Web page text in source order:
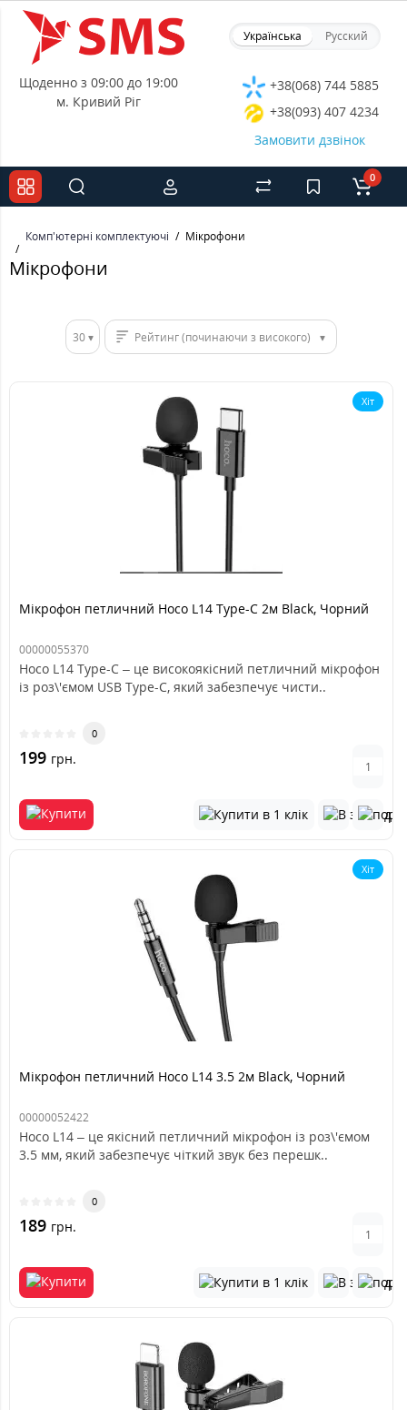
Українська Русский
Щоденно з 09:00 до 19:00
м. Кривий Ріг
+38(068) 744 5885
+38(093) 407 4234
Замовити дзвінок
0
Комп'ютерні комплектуючі Мікрофони
Мікрофони
30 Рейтинг (починаючи з високого)
Хіт
Мікрофон петличний Hoco L14 Type-C 2м Black, Чорний
00000055370
Hoco L14 Type-C – це високоякісний петличний мікрофон
із роз\'ємом USB Type-C, який забезпечує чисти..
0
199 грн.
Хіт
Мікрофон петличний Hoco L14 3.5 2м Black, Чорний
00000052422
Hoco L14 – це якісний петличний мікрофон із роз\'ємом
3.5 мм, який забезпечує чіткий звук без перешк..
0
189 грн.